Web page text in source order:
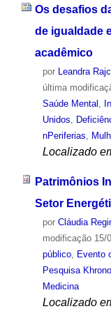
Os desafios
de igualdade
acadêmico
por Leandra
última
Saúde Mental ,
Unidos,
nPeriferias,
Localizado
Patrimônios
Setor
por Cláudia
modificação15/
público, Evento
Pesquisa
Medicina
Localizado